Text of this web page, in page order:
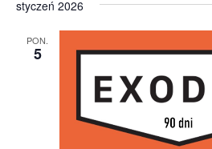
styczeń 2026
PON.
5